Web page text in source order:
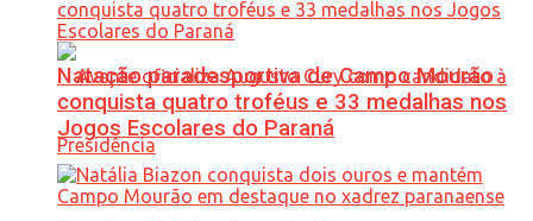
Natação paradesportiva de Campo Mourão
conquista quatro troféus e 33 medalhas nos
Jogos Escolares do Paraná